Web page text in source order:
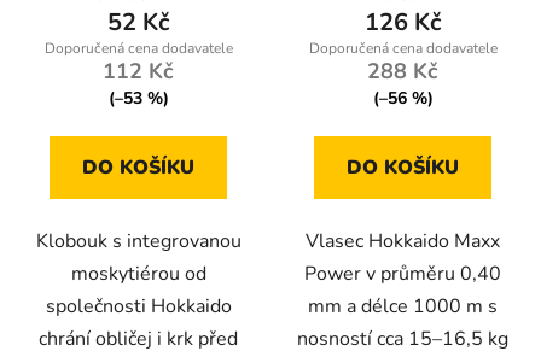
52 Kč
112 Kč
(–53 %)
DO KOŠÍKU
Klobouk s integrovanou
moskytiérou od
společnosti Hokkaido
chrání obličej i krk před
je
5,0
z
hvězdiček.
126 Kč
288 Kč
(–56 %)
DO KOŠÍKU
Vlasec Hokkaido Maxx
Power v průměru 0,40
mm a délce 1000 m s
nosností cca 15–16,5 kg